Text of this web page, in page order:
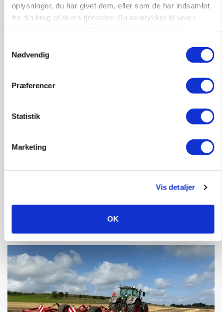
oplysninger, du har givet dem, eller som de har indsamlet
fra din brug af deres tjenester. Du samtykker til vores
Nødvendig
Præferencer
Statistik
Marketing
Vis detaljer
OK
Annonce
Folketinget behandler ny gødskningslov: Sådan